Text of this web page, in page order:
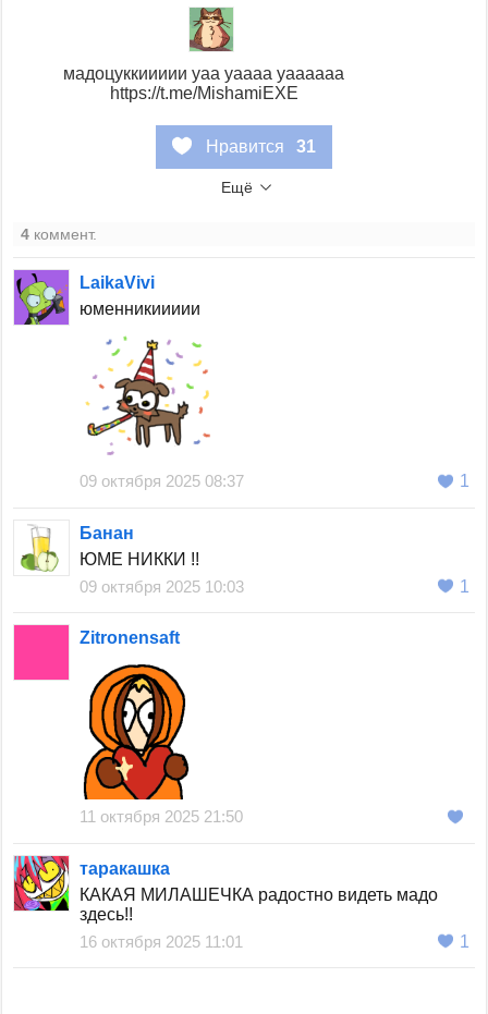
мадоцуккиииии уаа уаааа уаааааа
https://t.me/MishamiEXE
Нравится 31
Ещё
4 коммент.
LaikaVivi
юменникиииии
09 октября 2025 08:37 1
Банан
ЮМЕ НИККИ !!
09 октября 2025 10:03
1
Zitronensaft
11 октября 2025 21:50
таракашка
КАКАЯ МИЛАШЕЧКА радостно видеть мадо
здесь!!
16 октября 2025 11:01
1